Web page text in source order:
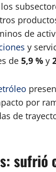
de
y
de 5,9 % y
por
de
sufrió